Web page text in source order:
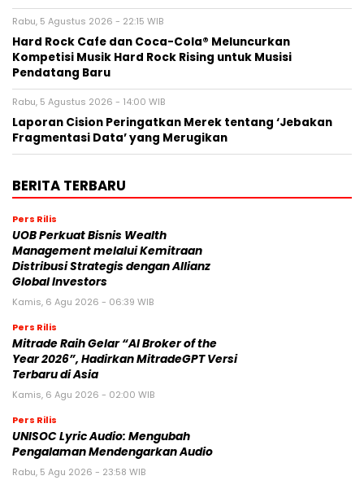
Rabu, 5 Agustus 2026 - 22:15 WIB
Hard Rock Cafe dan Coca-Cola® Meluncurkan
Kompetisi Musik Hard Rock Rising untuk Musisi
Pendatang Baru
Rabu, 5 Agustus 2026 - 14:00 WIB
Laporan Cision Peringatkan Merek tentang ‘Jebakan
Fragmentasi Data’ yang Merugikan
BERITA TERBARU
Pers Rilis
UOB Perkuat Bisnis Wealth
Management melalui Kemitraan
Distribusi Strategis dengan Allianz
Global Investors
Kamis, 6 Agu 2026 - 06:39 WIB
Pers Rilis
Mitrade Raih Gelar “AI Broker of the
Year 2026”, Hadirkan MitradeGPT Versi
Terbaru di Asia
Kamis, 6 Agu 2026 - 02:00 WIB
Pers Rilis
UNISOC Lyric Audio: Mengubah
Pengalaman Mendengarkan Audio
Rabu, 5 Agu 2026 - 23:58 WIB